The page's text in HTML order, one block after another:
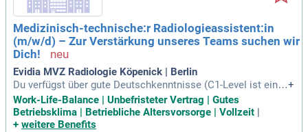
Medizinisch-technische:r Radiologieassistent:in
(m/w/d) – Zur Verstärkung unseres Teams suchen wir
Dich!
Evidia MVZ Radiologie Köpenick | Berlin
Du verfügst über gute Deutschkenntnisse (C1-Level ist ein
Must-have); Fremdsprachenkenntnisse sind von Vorteil, abe
r kein Muss; Idealerweise hast Du bereits Erfahrung in der E
rstellung von Mammographieaufnahmen oder eine abgeschl
+
Work-Life-Balance | Unbefristeter Vertrag | Gutes
Betriebsklima | Betriebliche Altersvorsorge | Vollzeit
+ weitere Benefits